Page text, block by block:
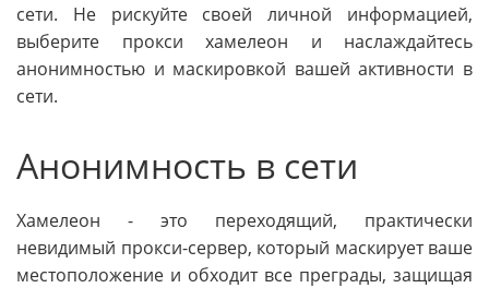
сети. Не рискуйте своей личной информацией,
выберите прокси хамелеон и наслаждайтесь
анонимностью и маскировкой вашей активности в
сети.
Анонимность в сети
Хамелеон - это переходящий, практически
невидимый прокси-сервер, который маскирует ваше
местоположение и обходит все преграды, защищая